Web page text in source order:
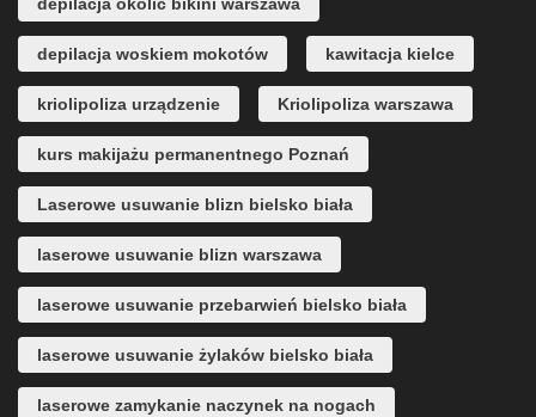
depilacja okolic bikini warszawa
depilacja woskiem mokotów kawitacja kielce
kriolipoliza urządzenie Kriolipoliza warszawa
kurs makijażu permanentnego Poznań
Laserowe usuwanie blizn bielsko biała
laserowe usuwanie blizn warszawa
laserowe usuwanie przebarwień bielsko biała
laserowe usuwanie żylaków bielsko biała
laserowe zamykanie naczynek na nogach